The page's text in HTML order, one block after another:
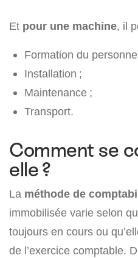
Et pour une machine, il
Formation du
Installation ;
Maintenance ;
Transport.
Comment se
elle ?
La méthode de
immobilisée varie selon
toujours en cours ou
de l’exercice comptable.